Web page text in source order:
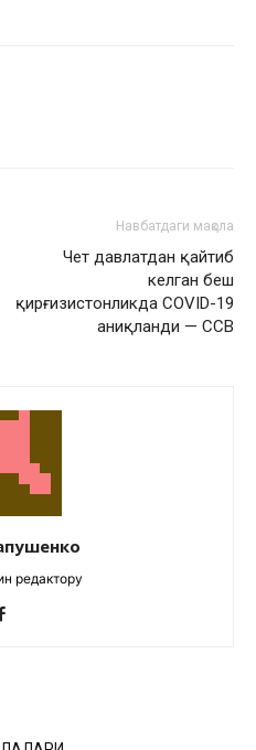
Навбатдаги мақола
Чет давлатдан қайтиб
келган беш
қирғизистонликда COVID-19
аниқланди — СCВ
редактору